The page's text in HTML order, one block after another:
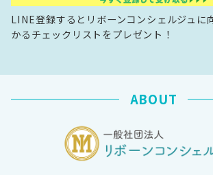
LINE登録するとリボーンコンシェルジュに
かるチェックリストをプレゼント！
ABOUT